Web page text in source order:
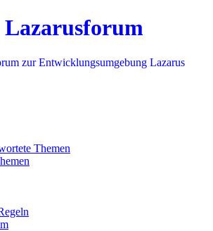
Lazarusforum
zur Entwicklungsumgebung Lazarus
Themen